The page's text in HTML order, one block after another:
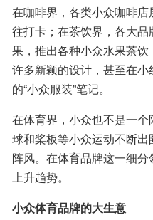
在咖啡界，各类小众咖啡
往打卡；在茶饮界，各大
果，推出各种小众水果茶
许多新颖的设计，甚至在
的“小众服装”笔记。
在体育界，小众也不是一
球和桨板等小众运动不断
阵风。在体育品牌这一细
上升趋势。
小众体育品牌的大生意